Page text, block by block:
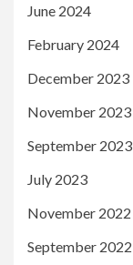
June 2024
February 2024
December 2023
November 2023
September 2023
July 2023
November 2022
September 2022